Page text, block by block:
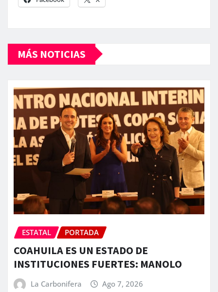
MÁS NOTICIAS
ESTATAL PORTADA
COAHUILA ES UN ESTADO DE
INSTITUCIONES FUERTES: MANOLO
La Carbonifera Ago 7, 2026